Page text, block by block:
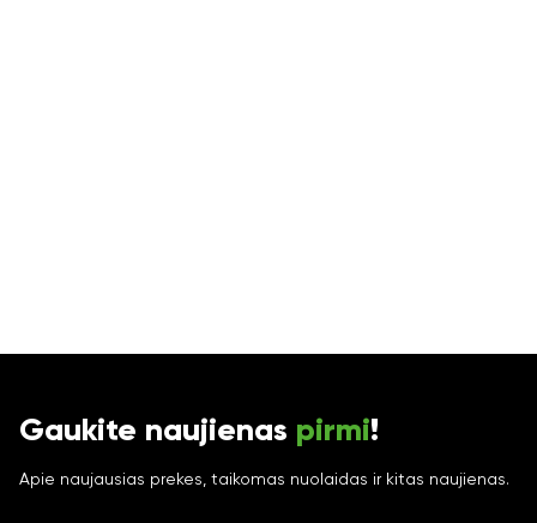
Gaukite naujienas pirmi!
Apie naujausias prekes, taikomas nuolaidas ir kitas naujienas.